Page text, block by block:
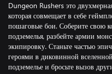
Dungeon Rushers это
которая совмещает в себе
пошаговые бои. Соберите свою
подземелья, разбейте армии
экипировку. Станьте частью
героями в диковинной
подземелье и бросьте вызов